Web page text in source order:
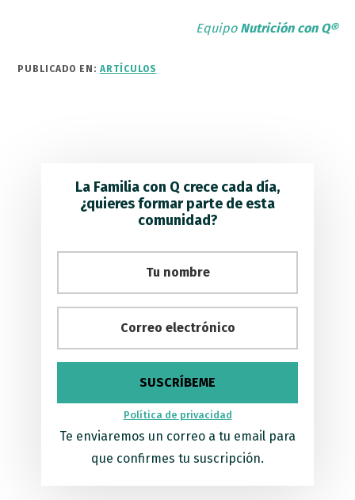
Equipo Nutrición con Q®
PUBLICADO EN: ARTÍCULOS
La Familia con Q crece cada día,
¿quieres formar parte de esta
comunidad?
Política de privacidad
Te enviaremos un correo a tu email para
que confirmes tu suscripción.